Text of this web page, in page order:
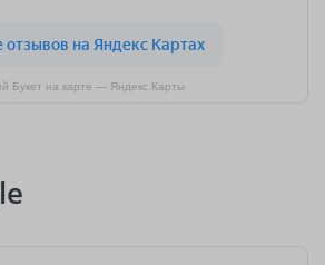
Букет на карте — Яндекс.Карты